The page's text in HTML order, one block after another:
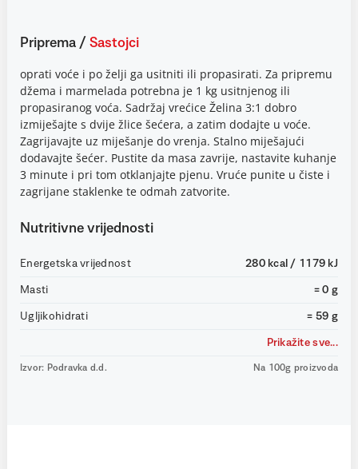
Priprema / Sastojci
oprati voće i po želji ga usitniti ili propasirati. Za pripremu
džema i marmelada potrebna je 1 kg usitnjenog ili
propasiranog voća. Sadržaj vrećice Želina 3:1 dobro
izmiješajte s dvije žlice šećera, a zatim dodajte u voće.
Zagrijavajte uz miješanje do vrenja. Stalno miješajući
dodavajte šećer. Pustite da masa zavrije, nastavite kuhanje
3 minute i pri tom otklanjajte pjenu. Vruće punite u čiste i
zagrijane staklenke te odmah zatvorite.
Nutritivne vrijednosti
Energetska vrijednost 280 kcal / 1179 kJ
Masti = 0 g
Ugljikohidrati = 59 g
Prikažite sve...
Izvor: Podravka d.d. Na 100g proizvoda